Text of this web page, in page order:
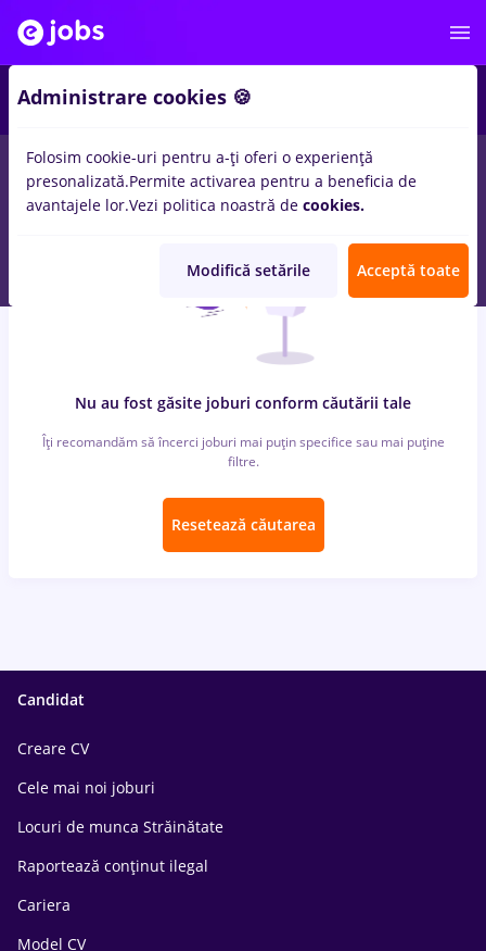
locuri de muncaautomationinMedicina / Sanatate
Nu au fost găsite joburi conform căutării tale
Îți recomandăm să încerci joburi mai puțin specifice sau mai puține
filtre.
Resetează căutarea
Candidat
Creare CV
Cele mai noi joburi
Locuri de munca Străinătate
Raportează conținut ilegal
Cariera
Model CV
Administrare cookies 🍪
Folosim cookie-uri pentru a-ți oferi o experiență
presonalizată.Permite activarea pentru a beneficia de
avantajele lor.Vezi politica noastră de cookies.
Modifică setările Acceptă toate